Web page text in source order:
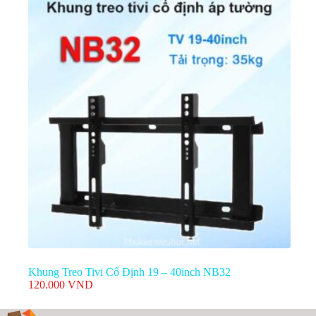
220.000 VND.
là:
Khung Treo Tivi Cố Định 19 – 40inch NB32
120.000 VND